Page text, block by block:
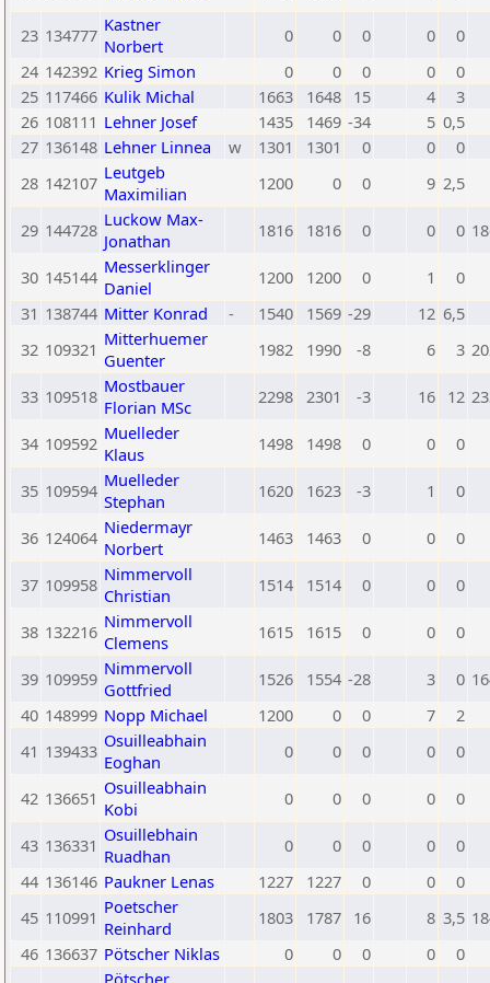
23 134777 Kastner
Norbert
0 0 0 0
0
24 142392 Krieg Simon 0 0 0 0
0
25 117466 Kulik Michal 1663 1648 15 4
3
26 108111 Lehner Josef 1435 1469 -34 5 0,5
27 136148 Lehner Linnea w 1301 1301 0 0
0
28 142107 Leutgeb
Maximilian
1200 0 0 9 2,5
29 144728 Luckow Max-
Jonathan
1816 1816 0 0 0
30 145144 Messerklinger
Daniel
1200 1200 0 1
0
31 138744 Mitter Konrad - 1540 1569 -29 12 6,5
32 109321 Mitterhuemer
Guenter
1982 1990 -8 6 3
33 109518 Mostbauer
Florian MSc
2298 2301 -3 16 12
34 109592 Muelleder
Klaus
1498 1498 0 0 0
35 109594 Muelleder
Stephan
1620 1623 -3 1 0
36 124064 Niedermayr
Norbert
1463 1463 0 0 0
37 109958 Nimmervoll
Christian
1514 1514 0 0 0
38 132216 Nimmervoll
Clemens
1615 1615 0 0 0
39 109959 Nimmervoll
Gottfried
1526 1554 -28 3 0
40 148999 Nopp Michael 1200 0 0 7
2
41 139433 Osuilleabhain
Eoghan
0 0 0 0 0
42 136651 Osuilleabhain
Kobi
0 0 0 0 0
43 136331 Osuillebhain
Ruadhan
0 0 0 0
0
44 136146 Paukner Lenas 1227 1227 0 0
0
45 110991 Poetscher
Reinhard
1803 1787 16 8 3,5
46 136637 Pötscher Niklas 0 0 0 0
0
Pötscher